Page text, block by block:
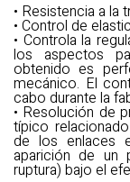
• Resistencia a la
• Control de
• Controla la
los aspectos
obtenido es
mecánico. El
cabo durante la
• Resolución de
típico
de los enlaces
aparición de un
ruptura) bajo el